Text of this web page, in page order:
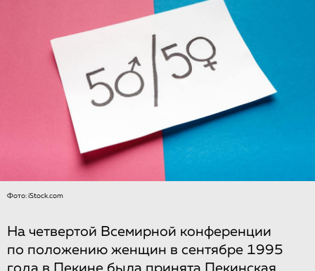
Фото: iStock.com
На четвертой Всемирной конференции
по положению женщин в сентябре 1995
года в Пекине была принята Пекинская